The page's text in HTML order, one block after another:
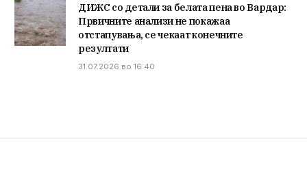
ДИЖС со детали за белата пена во Вардар:
Првичните анализи не покажаа
отстапувања, се чекаат конечните
резултати
31.07.2026 во 16:40